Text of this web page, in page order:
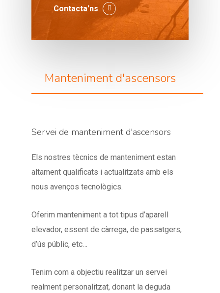
Contacta'ns
Manteniment d'ascensors
Servei de manteniment d'ascensors
Els nostres tècnics de manteniment estan
altament qualificats i actualitzats amb els
nous avenços tecnològics.
Oferim manteniment a tot tipus d’aparell
elevador, essent de càrrega, de passatgers,
d’ús públic, etc…
Tenim com a objectiu realitzar un servei
realment personalitzat, donant la deguda